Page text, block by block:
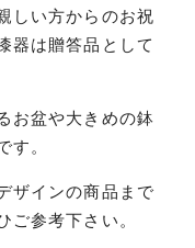
しい方からのお祝
器は贈答品として
お盆や大きめの鉢
す。
ザインの商品まで
ご参考下さい。